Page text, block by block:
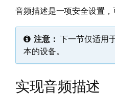
音频描述是一项安全设置，
注意： 下一节仅适用
本的设备。
实现音频描述